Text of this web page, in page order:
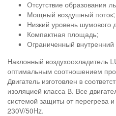
Отсутствие образования
Мощный воздушный поток;
Низкий уровень шумового
Компактная площадь;
Ограниченный
Наклонный воздухоохладитель
оптимальным соотношением
Двигатель изготовлен в
изоляцией класса В. Все
системой защиты от перегрева и
230V/50Hz.